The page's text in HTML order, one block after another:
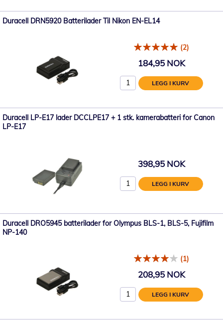
Duracell DRN5920 Batterilader Til Nikon EN-EL14
(2)
184,95 NOK
LEGG I KURV
Duracell LP-E17 lader DCCLPE17 + 1 stk. kamerabatteri for Canon
LP-E17
398,95 NOK
LEGG I KURV
Duracell DRO5945 batterilader for Olympus BLS-1, BLS-5, Fujifilm
NP-140
(1)
208,95 NOK
LEGG I KURV